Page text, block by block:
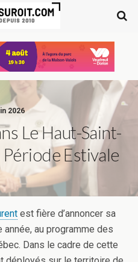
2026
Le Haut-Saint-
Estivale
est fière d’annoncer sa
au programme des
Dans le cadre de cette